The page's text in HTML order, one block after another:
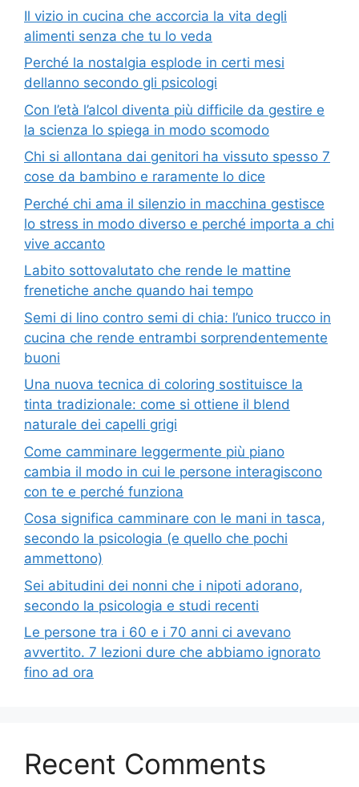
Il vizio in cucina che accorcia la vita degli
alimenti senza che tu lo veda
Perché la nostalgia esplode in certi mesi
dellanno secondo gli psicologi
Con l’età l’alcol diventa più difficile da gestire e
la scienza lo spiega in modo scomodo
Chi si allontana dai genitori ha vissuto spesso 7
cose da bambino e raramente lo dice
Perché chi ama il silenzio in macchina gestisce
lo stress in modo diverso e perché importa a chi
vive accanto
Labito sottovalutato che rende le mattine
frenetiche anche quando hai tempo
Semi di lino contro semi di chia: l’unico trucco in
cucina che rende entrambi sorprendentemente
buoni
Una nuova tecnica di coloring sostituisce la
tinta tradizionale: come si ottiene il blend
naturale dei capelli grigi
Come camminare leggermente più piano
cambia il modo in cui le persone interagiscono
con te e perché funziona
Cosa significa camminare con le mani in tasca,
secondo la psicologia (e quello che pochi
ammettono)
Sei abitudini dei nonni che i nipoti adorano,
secondo la psicologia e studi recenti
Le persone tra i 60 e i 70 anni ci avevano
avvertito. 7 lezioni dure che abbiamo ignorato
fino ad ora
Recent Comments